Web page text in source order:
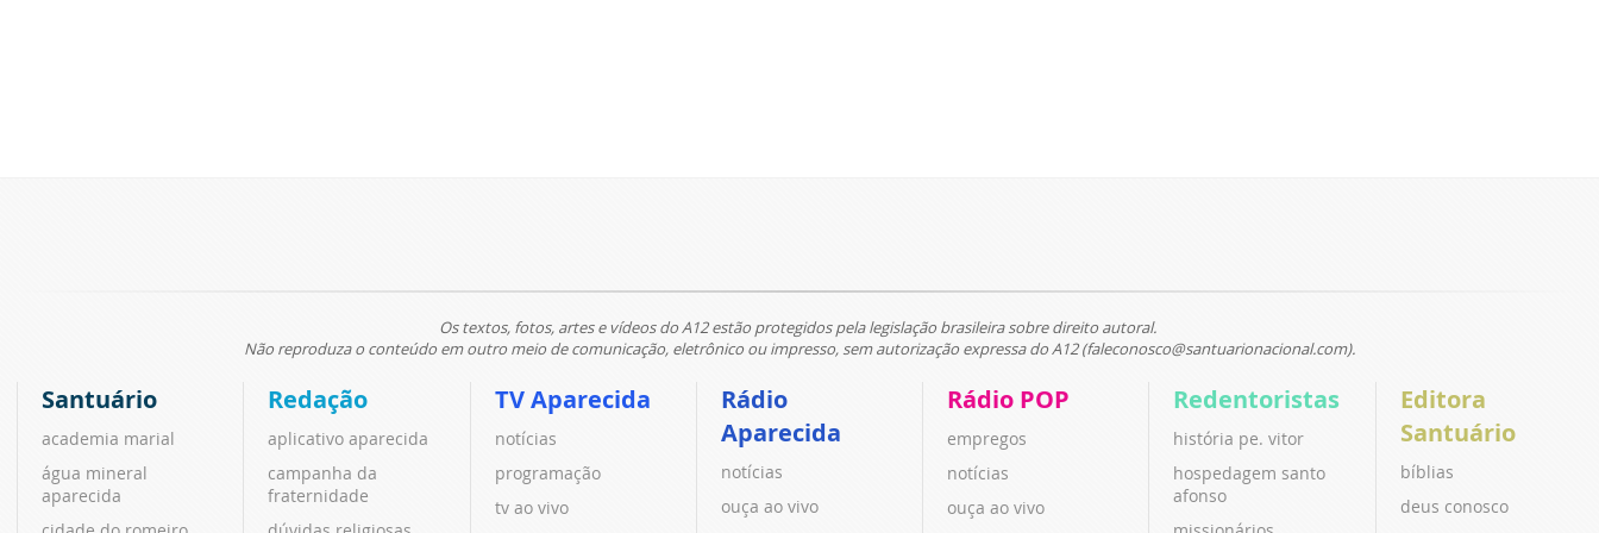
Os textos, fotos, artes e vídeos do A12 estão protegidos pela legislação brasileira sobre direito autoral.
Não reproduza o conteúdo em outro meio de comunicação, eletrônico ou impresso, sem autorização expressa do A12 (faleconosco@santuarionacional.com).
Santuário
academia marial
água mineral
aparecida
Redação
aplicativo aparecida
campanha da
fraternidade
TV Aparecida
notícias
programação
tv ao vivo
Rádio
Aparecida
notícias
ouça ao vivo
Rádio POP
empregos
notícias
ouça ao vivo
Redentoristas
história pe. vitor
hospedagem santo
afonso
Editora
Santuário
bíblias
deus conosco